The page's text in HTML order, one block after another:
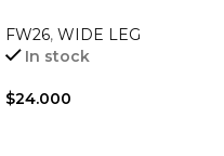
FW26, WIDE LEG
In stock
$24.000